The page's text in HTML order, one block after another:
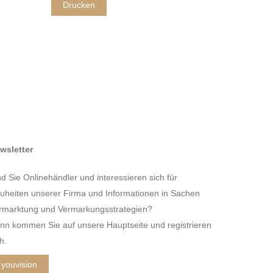
Drucken
Sie Onlinehändler und interessieren sich für
unserer Firma und Informationen in Sachen
und Vermarkungsstrategien?
kommen Sie auf unsere Hauptseite und registrieren
youvision